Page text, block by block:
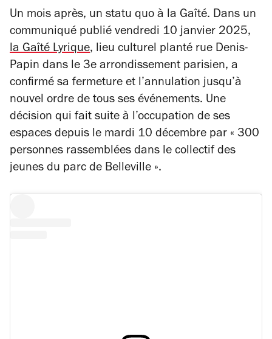
Un mois après, un statu quo à la Gaîté. Dans un
communiqué publié vendredi 10 janvier 2025,
la Gaîté Lyrique, lieu culturel planté rue Denis-
Papin dans le 3e arrondissement parisien, a
confirmé sa fermeture et l’annulation jusqu’à
nouvel ordre de tous ses événements. Une
décision qui fait suite à l’occupation de ses
espaces depuis le mardi 10 décembre par « 300
personnes rassemblées dans le collectif des
jeunes du parc de Belleville ».